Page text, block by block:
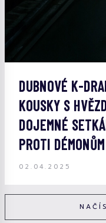
DUBNOVÉ K-
KOUSKY S
DOJEMNÉ
PROTI DÉMONŮM
02.04.2025